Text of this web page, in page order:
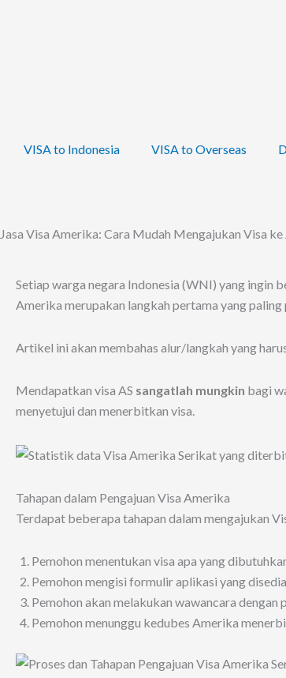
VISA to Indonesia VISA to Overseas
Jasa Visa Amerika: Cara Mudah Mengajukan Visa
Setiap warga negara Indonesia (WNI) yang ingin
Amerika merupakan langkah pertama yang
Artikel ini akan membahas alur/langkah yang
Mendapatkan visa AS sangatlah mungkin bagi
menyetujui dan menerbitkan visa.
Tahapan dalam Pengajuan Visa Amerika
Terdapat beberapa tahapan dalam mengajukan
Pemohon menentukan visa apa yang
Pemohon mengisi formulir aplikasi yang
Pemohon akan melakukan wawancara
Pemohon menunggu kedubes Amerika